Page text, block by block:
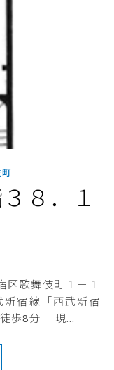
８．１
宿線「西武新宿
徒歩8分 現…